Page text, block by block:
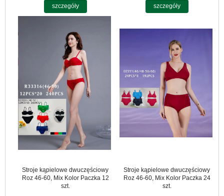
szczegóły szczegóły
Stroje kąpielowe dwuczęściowy
Roz 46-60, Mix Kolor Paczka 12
szt.
Stroje kąpielowe dwuczęściowy
Roz 46-60, Mix Kolor Paczka 24
szt.